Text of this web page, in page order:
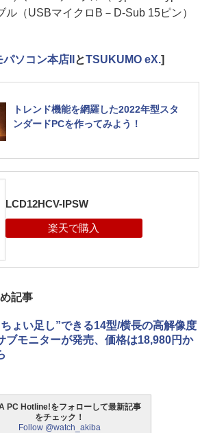
ル（USBマイクロB－D-Sub 15ピン）
ソコン本店II とTSUKUMO eX.]
トレンド機能を網羅した2022年型スタ
ンダードPCを作ってみよう！
LCD12HCV-IPSW
記事
ちょい足し”できる14型/横長の高解像度
ブモニターが発売、価格は18,980円か
PC Hotline!をフォローして最新記事
をチェック！
Follow @watch_akiba